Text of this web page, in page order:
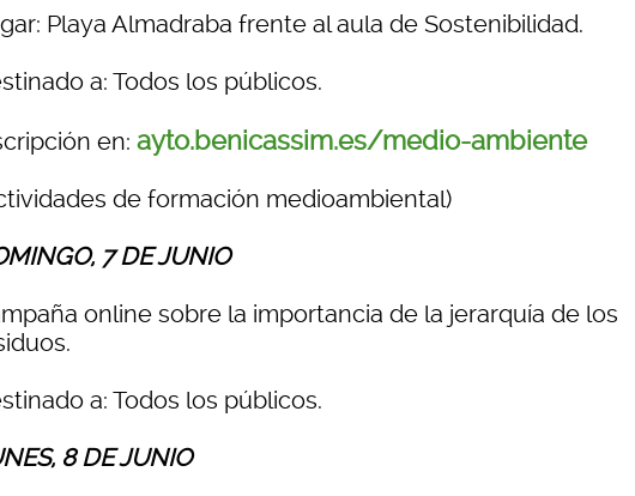
Playa Almadraba frente al aula de Sostenibilidad.
a: Todos los públicos.
en: ayto.benicassim.es/medio-ambiente
de formación medioambiental)
7 DE JUNIO
online sobre la importancia de la jerarquía de los
a: Todos los públicos.
8 DE JUNIO